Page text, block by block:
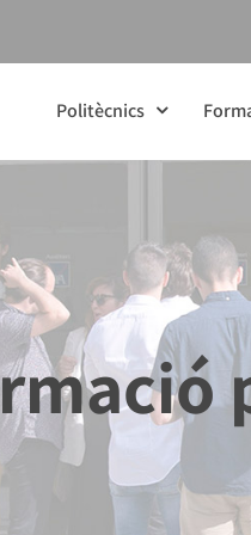
Politècnics